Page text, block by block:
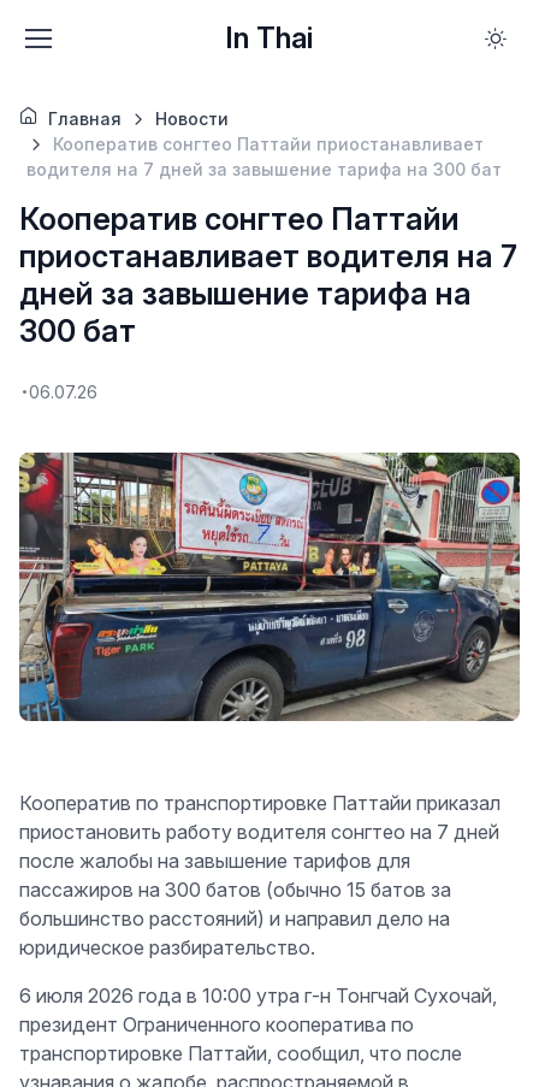
In Thai
Главная
Новости
Кооператив сонгтео Паттайи приостанавливает
водителя на 7 дней за завышение тарифа на 300 бат
Кооператив сонгтео Паттайи
приостанавливает водителя на 7
дней за завышение тарифа на
300 бат
06.07.26
Кооператив по транспортировке Паттайи приказал
приостановить работу водителя сонгтео на 7 дней
после жалобы на завышение тарифов для
пассажиров на 300 батов (обычно 15 батов за
большинство расстояний) и направил дело на
юридическое разбирательство.
6 июля 2026 года в 10:00 утра г-н Тонгчай Сухочай,
президент Ограниченного кооператива по
транспортировке Паттайи, сообщил, что после